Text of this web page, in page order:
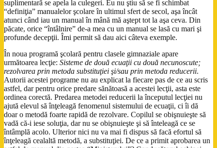
suplimentară se apela la culegeri. Eu nu ştiu să se fi schimbat
“definiţia” manualelor şcolare în ultimul sfert de secol, aşa încât
atunci când iau un manual în mână mă aştept tot la aşa ceva. Din
păcate, orice “întâlnire” de-a mea cu un manual se lasă cu mari şi
profunde decepţii. Îmi permit să dau aici câteva exemple.
În noua programă şcolară pentru clasele gimnaziale apare
următoarea lecţie: Sisteme de două ecuaţii cu două necunoscute;
rezolvarea prin metoda substituţiei şi/sau prin metoda reducerii.
Autorii acestei programe nu au explicat la fiecare pas de ce au scris
astfel, dar pentru orice predare sănătoasă a acestei lecţii, asta este
ordinea corectă. Predarea metodei reducerii la începutul lecţiei nu
ajută elevul să înţeleagă fenomenul sistemului de ecuaţii, ci îi dă
doar o metodă foarte rapidă de rezolvare. Copilul se obişnuieşte să
vadă că-i iese soluţia, dar nu se obişnuieşte şi să înteleagă ce se
întâmplă acolo. Ulterior nici nu va mai fi dispus să facă efortul să
înţeleagă cealaltă metodă, a substituţiei. De ce a primit aprobarea un